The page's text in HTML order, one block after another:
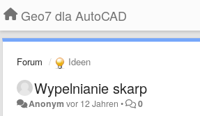
Geo7 dla AutoCAD
Forum Ideen
Wypelnianie skarp
Anonym vor 12 Jahren • 0